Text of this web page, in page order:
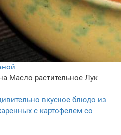
Масло растительное Лук
вкусное блюдо из
с картофелем со